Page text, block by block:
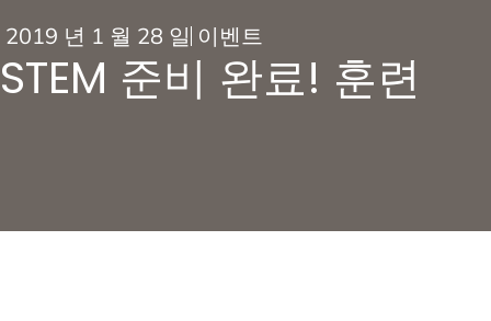
2019 년 1 월 28 일 이벤트
STEM 준비 완료! 훈련